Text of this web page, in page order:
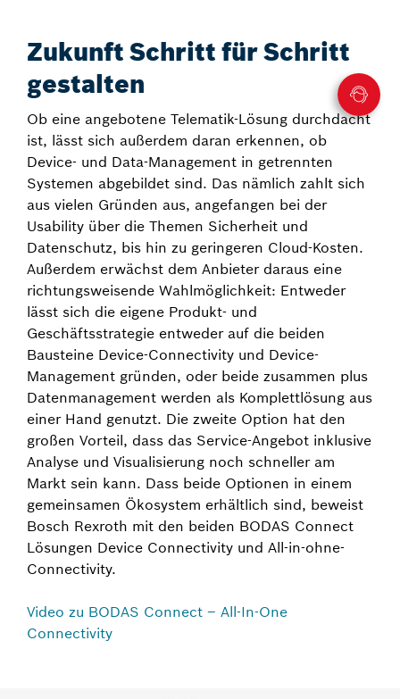
Zukunft Schritt für Schritt
gestalten
Ob eine angebotene Telematik-Lösung durchdacht
ist, lässt sich außerdem daran erkennen, ob
Device- und Data-Management in getrennten
Systemen abgebildet sind. Das nämlich zahlt sich
aus vielen Gründen aus, angefangen bei der
Usability über die Themen Sicherheit und
Datenschutz, bis hin zu geringeren Cloud-Kosten.
Außerdem erwächst dem Anbieter daraus eine
richtungsweisende Wahlmöglichkeit: Entweder
lässt sich die eigene Produkt- und
Geschäftsstrategie entweder auf die beiden
Bausteine Device-Connectivity und Device-
Management gründen, oder beide zusammen plus
Datenmanagement werden als Komplettlösung aus
einer Hand genutzt. Die zweite Option hat den
großen Vorteil, dass das Service-Angebot inklusive
Analyse und Visualisierung noch schneller am
Markt sein kann. Dass beide Optionen in einem
gemeinsamen Ökosystem erhältlich sind, beweist
Bosch Rexroth mit den beiden BODAS Connect
Lösungen Device Connectivity und All-in-ohne-
Connectivity.
Video zu BODAS Connect – All-In-One
Connectivity